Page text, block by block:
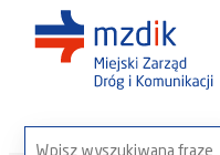
wyszukaj na stronie: